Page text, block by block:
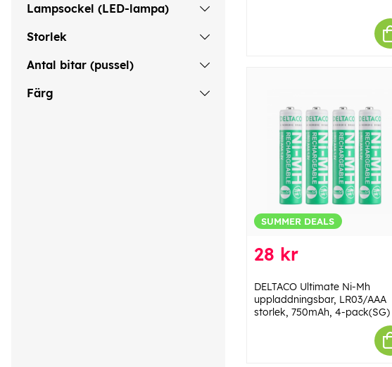
Lampsockel (LED-lampa)
Storlek
Antal bitar (pussel)
Färg
SUMMER DEALS
28 kr
DELTACO Ultimate Ni-Mh
uppladdningsbar, LR03/AAA
storlek, 750mAh, 4-pack(SG)